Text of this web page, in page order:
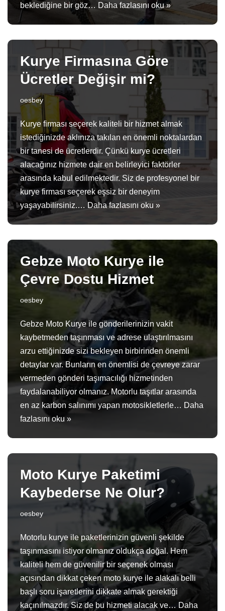
beklediğine bir göz… Daha fazlasını oku »
Kurye Firmasına Göre
Ücretler Değişir mi?
oesbey
Kurye firması seçerek kaliteli bir hizmet almak
istediğinizde aklınıza takılan en önemli noktalardan
bir tanesi de ücretlerdir. Çünkü kurye ücretleri
alacağınız hizmete dair en belirleyici faktörler
arasında kabul edilmektedir. Siz de profesyonel bir
kurye firması seçerek eşsiz bir deneyim
yaşayabilirsiniz.… Daha fazlasını oku »
Gebze Moto Kurye ile
Çevre Dostu Hizmet
oesbey
Gebze Moto Kurye ile gönderilerinizin vakit
kaybetmeden taşınması ve adrese ulaştırılmasını
arzu ettiğinizde sizi bekleyen birbirinden önemli
detaylar var. Bunların en önemlisi de çevreye zarar
vermeden gönderi taşımacılığı hizmetinden
faydalanabiliyor olmanız. Motorlu taşıtlar arasında
en az karbon salınımı yapan motosikletlerle… Daha
fazlasını oku »
Moto Kurye Paketimi
Kaybederse Ne Olur?
oesbey
Motorlu kurye ile paketlerinizin güvenli şekilde
taşınmasını istiyor olmanız oldukça doğal. Hem
kaliteli hem de güvenilir bir seçenek olması
açısından dikkat çeken moto kurye ile alakalı belli
başlı soru işaretlerini dikkate almak gerektiği
kaçınılmazdır. Siz de bu hizmeti alacak ve… Daha